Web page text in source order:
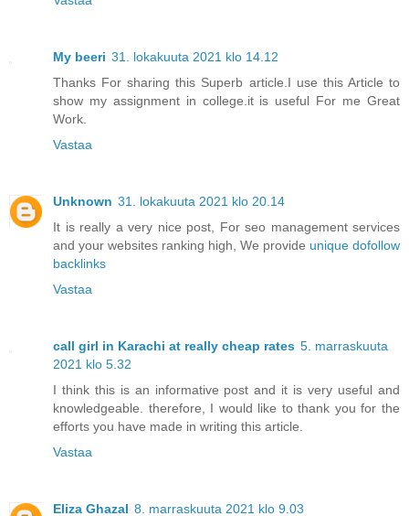
My beeri 31. lokakuuta 2021 klo 14.12
Thanks For sharing this Superb article.I use this Article to
show my assignment in college.it is useful For me Great
Work.
Vastaa
Unknown 31. lokakuuta 2021 klo 20.14
It is really a very nice post, For seo management services
and your websites ranking high, We provide unique dofollow
backlinks
Vastaa
call girl in Karachi at really cheap rates 5. marraskuuta
2021 klo 5.32
I think this is an informative post and it is very useful and
knowledgeable. therefore, I would like to thank you for the
efforts you have made in writing this article.
Vastaa
Eliza Ghazal 8. marraskuuta 2021 klo 9.03